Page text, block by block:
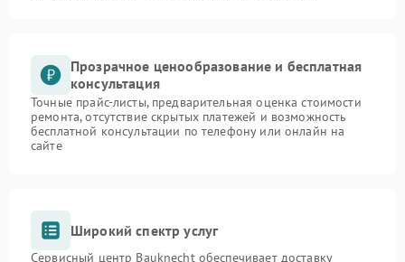
Прозрачное ценообразование и бесплатная
консультация
Точные прайс-листы, предварительная оценка стоимости
ремонта, отсутствие скрытых платежей и возможность
бесплатной консультации по телефону или онлайн на
сайте
Широкий спектр услуг
Сервисный центр Bauknecht обеспечивает доставку